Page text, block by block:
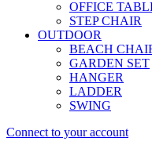
OFFICE
STEP CHAIR
OUTDOOR
BEACH
GARDEN SET
HANGER
LADDER
SWING
Connect to your account